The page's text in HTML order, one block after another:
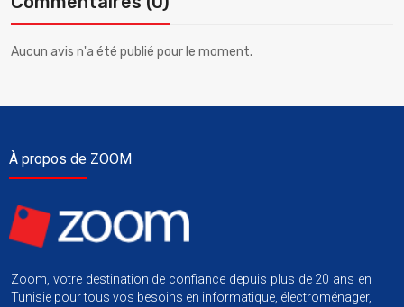
Aucun avis n'a été publié pour le moment.
À propos de ZOOM
Zoom, votre destination de confiance depuis plus de 20 ans en
Tunisie pour tous vos besoins en informatique, électroménager,